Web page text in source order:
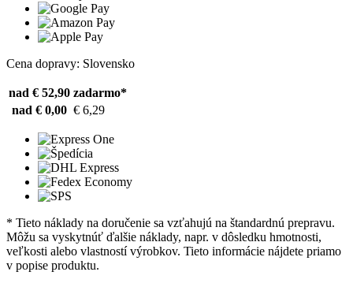
Cena dopravy: Slovensko
nad € 52,90 zadarmo*
nad € 0,00 € 6,29
* Tieto náklady na doručenie sa vzťahujú na štandardnú prepravu.
Môžu sa vyskytnúť ďalšie náklady, napr. v dôsledku hmotnosti,
veľkosti alebo vlastností výrobkov. Tieto informácie nájdete priamo
v popise produktu.